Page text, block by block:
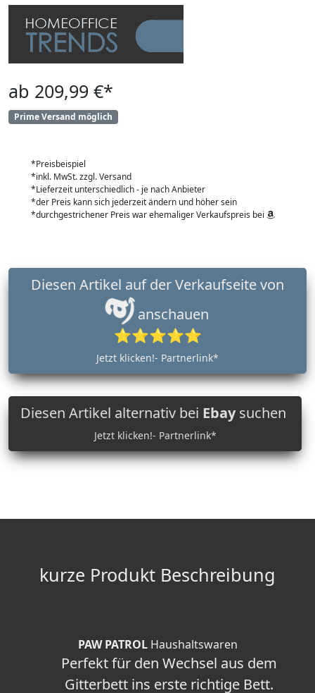
ab 209,99 €*
Prime Versand möglich
*Preisbeispiel
*inkl. MwSt. zzgl. Versand
*Lieferzeit unterschiedlich - je nach Anbieter
*der Preis kann sich jederzeit ändern und höher sein
*durchgestrichener Preis war ehemaliger Verkaufspreis bei
anschauen
⭐⭐⭐⭐⭐
Jetzt klicken!- Partnerlink*
Diesen Artikel alternativ bei Ebaysuchen
Jetzt klicken!- Partnerlink*
kurze Produkt Beschreibung
PAW PATROLHaushaltswaren
Perfekt für den Wechsel aus dem
Gitterbett ins erste richtige Bett.